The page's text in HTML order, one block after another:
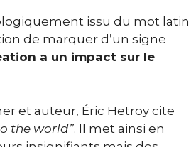
issu du mot latin
de marquer d’un signe
a un impact sur le
et auteur, Éric Hetroy cite
the world”. Il met ainsi en